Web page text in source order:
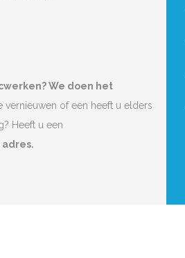
We doen het
vernieuwen of een heeft u elders
Heeft u een
adres.